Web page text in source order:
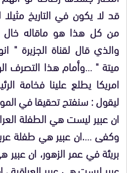
قد لا يكون في التاريخ
من كل هذا هو ماقاله خال
والذي قال لقناة الجزيرة "
ميتة " …وأمام هذا التصرف
امريكا يطلع علينا فخامة
ليقول : سنفتح تحقيقا في
ان عبير ليست هي الطفلة
وكفى ….ان عبير هي طفلة
بريئة في عمر الزهور، ان